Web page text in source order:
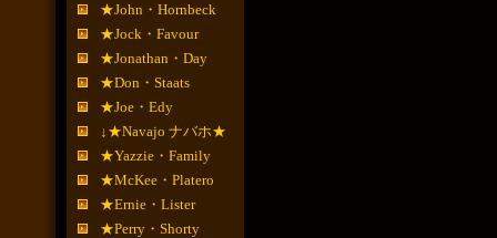
★John・Hornbeck
★Jock・Favour
★Jonathan・Day
★Don・Staats
★Joe・Edy
↓★Navajo ナバホ★
★Yazzie・Family
★McKee・Platero
★Ernie・Lister
★Perry・Shorty